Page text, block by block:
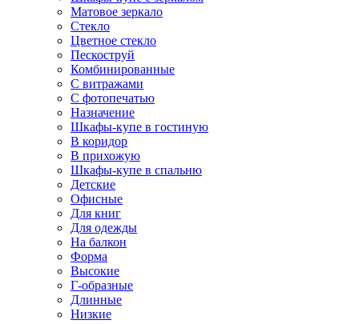
Матовое зеркало
Стекло
Цветное стекло
Пескоструй
Комбинированные
С витражами
С фотопечатью
Назначение
Шкафы-купе в гостиную
В коридор
В прихожую
Шкафы-купе в спальню
Детские
Офисные
Для книг
Для одежды
На балкон
Форма
Высокие
Г-образные
Длинные
Низкие